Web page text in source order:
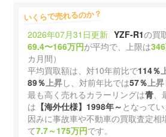
いくらで売れるのか？
2026年07月31日更新 YZF-R1の買
69.4〜166万円が平均で、上限は
カ月間）
平均買取額は、対10年前比で114％
89％ 上昇し、対前年比では57％ 上昇
最も高く売れるカラーリングは青
は 【海外仕様】1998年～ となってい
因みに事故車や不動車の買取査定相
て7.7～175万円です。